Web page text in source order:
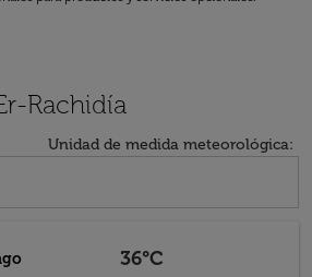
Rachidía
Unidad de medida meteorológica:
36°C